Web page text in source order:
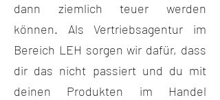
dann ziemlich teuer werden
können. Als Vertriebsagentur im
Bereich LEH sorgen wir dafür, dass
dir das nicht passiert und du mit
deinen Produkten im Handel